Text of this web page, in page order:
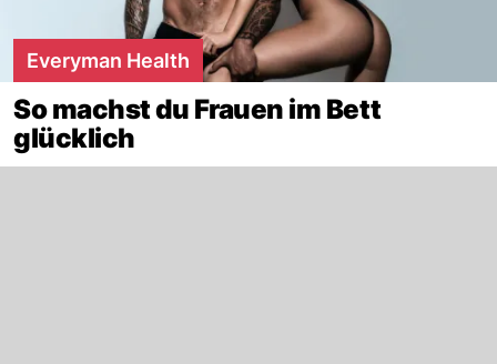
Everyman Health
So machst du Frauen im Bett
glücklich